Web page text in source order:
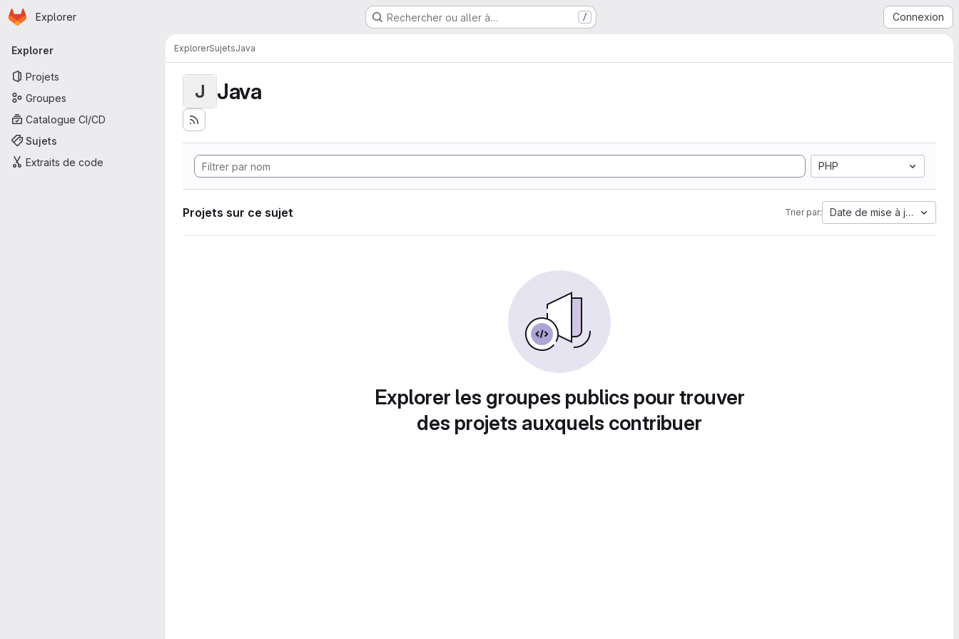
Passer au contenu principal
Page d'accueil
Explorer Rechercher ou aller à… / Connexion
Navigation principale
Explorer
Projets
Groupes
Catalogue CI/CD
Sujets
Extraits de code
ExplorerSujetsJava
J Java
PHP
Projets sur ce sujet Trier par: Date de mise à jour
Explorer les groupes publics pour trouver
des projets auxquels contribuer